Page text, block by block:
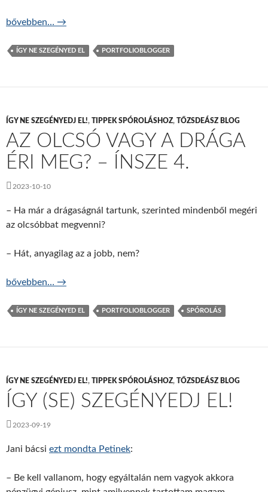
Autóból pénztemető – ÍNSZE 7.
bővebben… →
ÍGY NE SZEGÉNYED EL PORTFOLIOBLOGGER
ÍGY NE SZEGÉNYEDJ EL!, TIPPEK SPÓROLÁSHOZ, TŐZSDEÁSZ BLOG
AZ OLCSÓ VAGY A DRÁGA
ÉRI MEG? – ÍNSZE 4.
2023-10-10
– Ha már a drágaságnál tartunk, szerinted mindenből megéri
az olcsóbbat megvenni?
– Hát, anyagilag az a jobb, nem?
Az olcsó vagy a drága éri meg? – ÍNSZE 4.
bővebben… →
ÍGY NE SZEGÉNYED EL PORTFOLIOBLOGGER SPÓROLÁS
ÍGY NE SZEGÉNYEDJ EL!, TIPPEK SPÓROLÁSHOZ, TŐZSDEÁSZ BLOG
ÍGY (SE) SZEGÉNYEDJ EL!
2023-09-19
Jani bácsi ezt mondta Petinek:
– Be kell vallanom, hogy egyáltalán nem vagyok akkora